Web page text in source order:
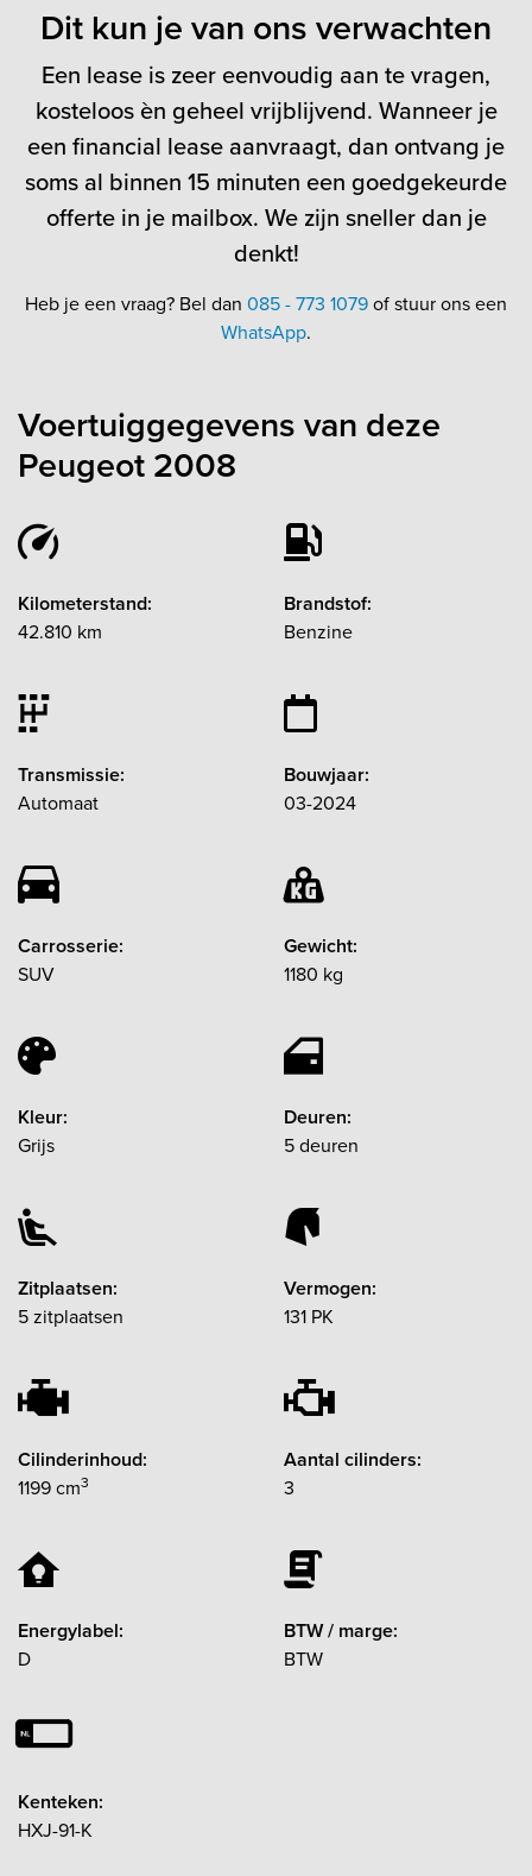
Dit kun je van ons verwachten
Een lease is zeer eenvoudig aan te vragen,
kosteloos èn geheel vrijblijvend. Wanneer je
een financial lease aanvraagt, dan ontvang je
soms al binnen 15 minuten een goedgekeurde
offerte in je mailbox. We zijn sneller dan je
denkt!
Heb je een vraag? Bel dan 085 - 773 1079of stuur ons een
WhatsApp.
Voertuiggegevens van deze
Peugeot 2008
Kilometerstand:
42.810 km
Brandstof:
Benzine
Transmissie:
Automaat
Bouwjaar:
03-2024
Carrosserie:
SUV
Gewicht:
1180 kg
Kleur:
Grijs
Deuren:
5 deuren
Zitplaatsen:
5 zitplaatsen
Vermogen:
131 PK
Cilinderinhoud:
1199 cm3
Aantal cilinders:
3
Energylabel:
D
BTW / marge:
BTW
Kenteken:
HXJ-91-K